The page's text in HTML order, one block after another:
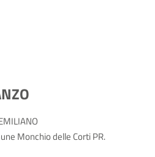
Monchio delle Corti PR.